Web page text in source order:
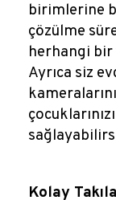
birimlerine
çözülme
herhangi bir
Ayrıca siz
Kolay